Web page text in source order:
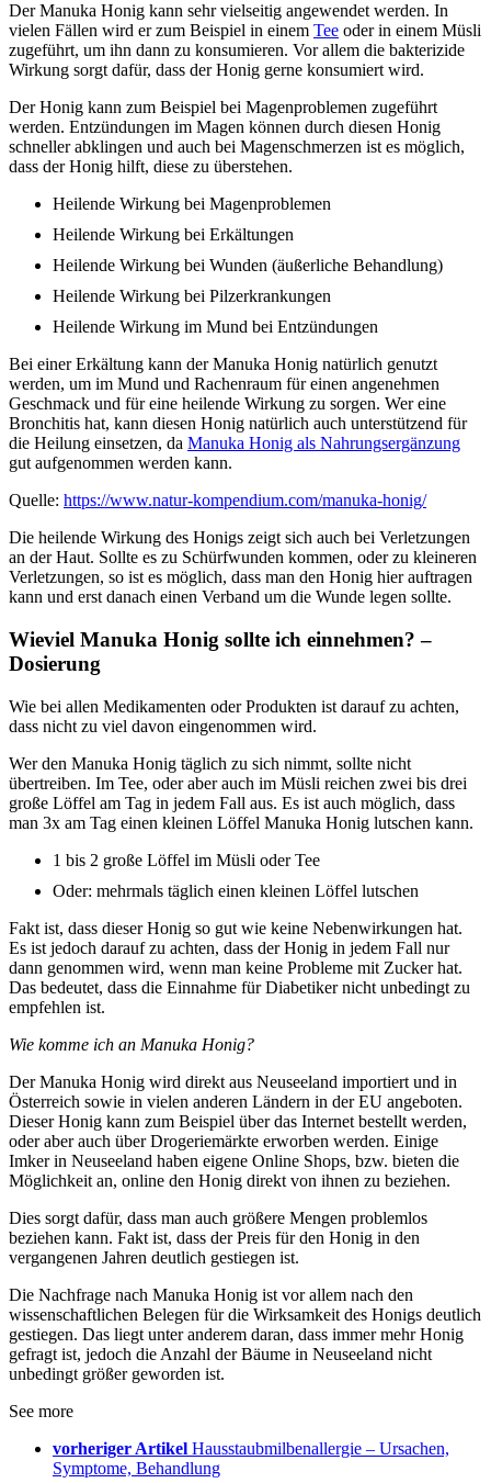
Der Manuka Honig kann sehr vielseitig angewendet werden. In
vielen Fällen wird er zum Beispiel in einem Tee oder in einem Müsli
zugeführt, um ihn dann zu konsumieren. Vor allem die bakterizide
Wirkung sorgt dafür, dass der Honig gerne konsumiert wird.
Der Honig kann zum Beispiel bei Magenproblemen zugeführt
werden. Entzündungen im Magen können durch diesen Honig
schneller abklingen und auch bei Magenschmerzen ist es möglich,
dass der Honig hilft, diese zu überstehen.
Heilende Wirkung bei Magenproblemen
Heilende Wirkung bei Erkältungen
Heilende Wirkung bei Wunden (äußerliche Behandlung)
Heilende Wirkung bei Pilzerkrankungen
Heilende Wirkung im Mund bei Entzündungen
Bei einer Erkältung kann der Manuka Honig natürlich genutzt
werden, um im Mund und Rachenraum für einen angenehmen
Geschmack und für eine heilende Wirkung zu sorgen. Wer eine
Bronchitis hat, kann diesen Honig natürlich auch unterstützend für
die Heilung einsetzen, da Manuka Honig als Nahrungsergänzung
gut aufgenommen werden kann.
Quelle: https://www.natur-kompendium.com/manuka-honig/
Die heilende Wirkung des Honigs zeigt sich auch bei Verletzungen
an der Haut. Sollte es zu Schürfwunden kommen, oder zu kleineren
Verletzungen, so ist es möglich, dass man den Honig hier auftragen
kann und erst danach einen Verband um die Wunde legen sollte.
Wieviel Manuka Honig sollte ich einnehmen? –
Dosierung
Wie bei allen Medikamenten oder Produkten ist darauf zu achten,
dass nicht zu viel davon eingenommen wird.
Wer den Manuka Honig täglich zu sich nimmt, sollte nicht
übertreiben. Im Tee, oder aber auch im Müsli reichen zwei bis drei
große Löffel am Tag in jedem Fall aus. Es ist auch möglich, dass
man 3x am Tag einen kleinen Löffel Manuka Honig lutschen kann.
1 bis 2 große Löffel im Müsli oder Tee
Oder: mehrmals täglich einen kleinen Löffel lutschen
Fakt ist, dass dieser Honig so gut wie keine Nebenwirkungen hat.
Es ist jedoch darauf zu achten, dass der Honig in jedem Fall nur
dann genommen wird, wenn man keine Probleme mit Zucker hat.
Das bedeutet, dass die Einnahme für Diabetiker nicht unbedingt zu
empfehlen ist.
Wie komme ich an Manuka Honig?
Der Manuka Honig wird direkt aus Neuseeland importiert und in
Österreich sowie in vielen anderen Ländern in der EU angeboten.
Dieser Honig kann zum Beispiel über das Internet bestellt werden,
oder aber auch über Drogeriemärkte erworben werden. Einige
Imker in Neuseeland haben eigene Online Shops, bzw. bieten die
Möglichkeit an, online den Honig direkt von ihnen zu beziehen.
Dies sorgt dafür, dass man auch größere Mengen problemlos
beziehen kann. Fakt ist, dass der Preis für den Honig in den
vergangenen Jahren deutlich gestiegen ist.
Die Nachfrage nach Manuka Honig ist vor allem nach den
wissenschaftlichen Belegen für die Wirksamkeit des Honigs deutlich
gestiegen. Das liegt unter anderem daran, dass immer mehr Honig
gefragt ist, jedoch die Anzahl der Bäume in Neuseeland nicht
unbedingt größer geworden ist.
See more
vorheriger Artikel Hausstaubmilbenallergie – Ursachen,
Symptome, Behandlung